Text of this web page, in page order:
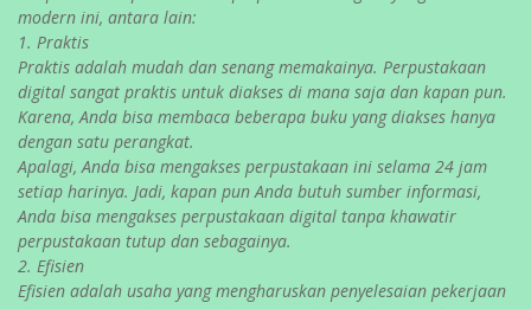
modern ini, antara lain:
1. Praktis
Praktis adalah mudah dan senang memakainya. Perpustakaan
digital sangat praktis untuk diakses di mana saja dan kapan pun.
Karena, Anda bisa membaca beberapa buku yang diakses hanya
dengan satu perangkat.
Apalagi, Anda bisa mengakses perpustakaan ini selama 24 jam
setiap harinya. Jadi, kapan pun Anda butuh sumber informasi,
Anda bisa mengakses perpustakaan digital tanpa khawatir
perpustakaan tutup dan sebagainya.
2. Efisien
Efisien adalah usaha yang mengharuskan penyelesaian pekerjaan